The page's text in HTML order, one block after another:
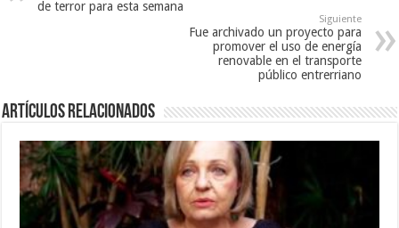
de terror para esta semana
Siguiente
Fue archivado un proyecto para
promover el uso de energía
renovable en el transporte
público entrerriano
Artículos Relacionados